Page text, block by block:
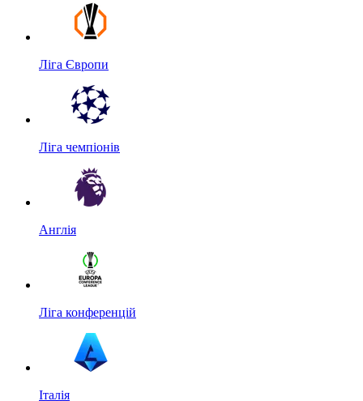
Ліга Європи
Ліга чемпіонів
Англія
Ліга конференцій
Італія